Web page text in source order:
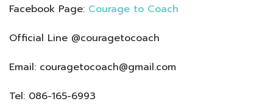
Facebook Page: Courage to Coach
Official Line @couragetocoach
Email: couragetocoach@gmail.com
Tel: 086-165-6993